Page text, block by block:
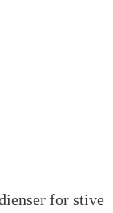
for stive